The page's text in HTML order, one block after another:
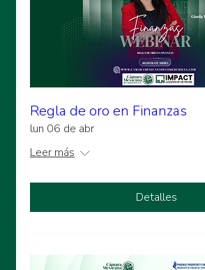
Regla de oro en Finanzas
lun 06 de abr
Leer más
Detalles